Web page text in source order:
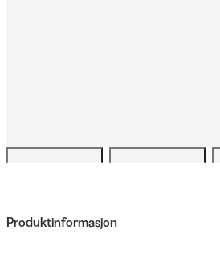
Produktinformasjon